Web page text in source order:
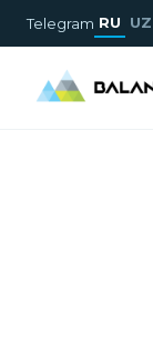
Telegram RU UZ